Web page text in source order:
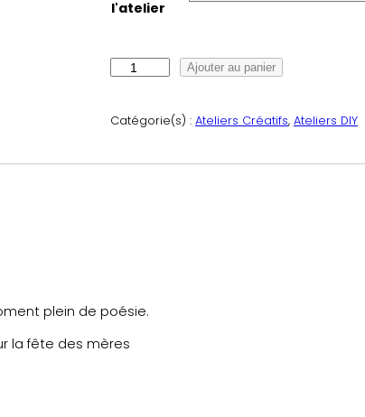
l'atelier
n
i
e
i
Ajouter au panier
Catégorie(s) : Ateliers Créatifs, Ateliers DIY
plein de poésie.
la fête des mères